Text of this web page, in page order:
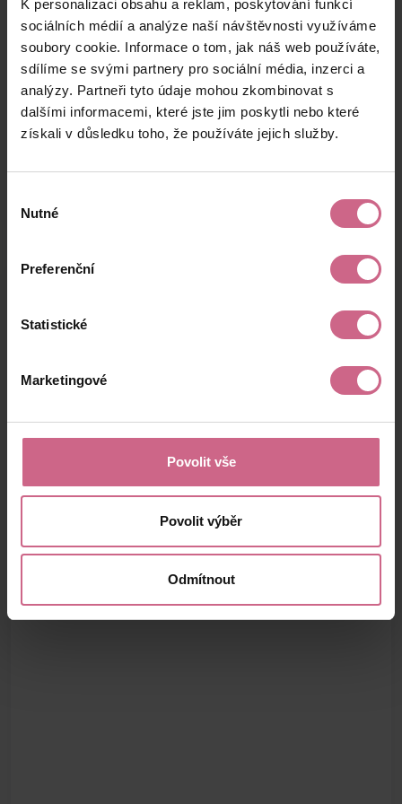
K personalizaci obsahu a reklam, poskytování funkcí
sociálních médií a analýze naší návštěvnosti využíváme
soubory cookie. Informace o tom, jak náš web používáte,
sdílíme se svými partnery pro sociální média, inzerci a
analýzy. Partneři tyto údaje mohou zkombinovat s
dalšími informacemi, které jste jim poskytli nebo které
získali v důsledku toho, že používáte jejich služby.
souhlasu
Nutné
Preferenční
Statistické
Marketingové
Povolit vše
Povolit výběr
Odmítnout
T****
P****
24. 10. 2024
20:42:34
B****
400 Kč
24. 10. 2024
20:34:49
968 Kč
M****
Z****
5 000 Kč
24. 10. 2024
20:33:46
12 100 Kč
keyboard_arrow_left keyboard_arrow_right